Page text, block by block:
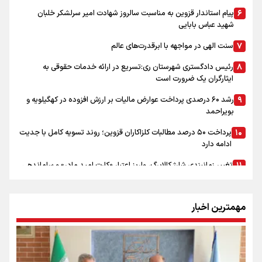
پیام استاندار قزوین به مناسبت سالروز شهادت امیر سرلشکر خلبان
شهید عباس بابایی
سنت الهی در مواجهه با ابرقدرت‌های عالم
رئیس دادگستری شهرستان ری:تسریع در ارائه خدمات حقوقی به
ایثارگران یک ضرورت است
رشد ۶۰ درصدی پرداخت عوارض مالیات بر ارزش افزوده در کهگیلویه و
بویراحمد
پرداخت ۵۰ درصد مطالبات کلزاکاران قزوین؛ روند تسویه کامل با جدیت
ادامه دارد
تغییر زمانبندی شارژ کالابرگ، واریز اعتبار «کارت امید مادر» و ساماندهی
کردند
گفتگوی ویژهٔ روز خبرنگار با مدیرکل کمیته امداد خراسان شمالی /از
خیران رسانه‌ای تا ۷۰۰ واحد مسکن و ۴۰۰ میلیارد تومان کمک مردمی
مهمترین اخبار